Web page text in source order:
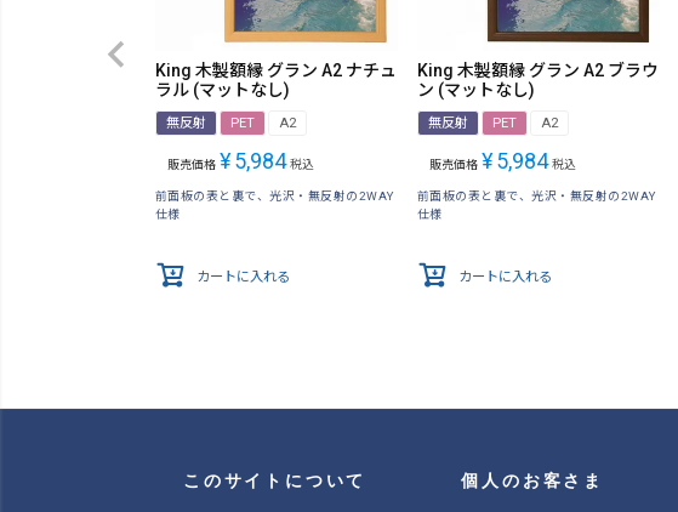
King 木製額縁 グラン A2 ナチュ
ラル (マットなし)
無反射 PET A2
販売価格 ¥5,984 税込
前面板の表と裏で、光沢・無反射の2WAY
仕様
カートに入れる
King 木製額縁 グラン A2 ブラウ
ン (マットなし)
無反射 PET A2
販売価格 ¥5,984 税込
前面板の表と裏で、光沢・無反射の2WAY
仕様
カートに入れる
このサイトについて 個人のお客さま